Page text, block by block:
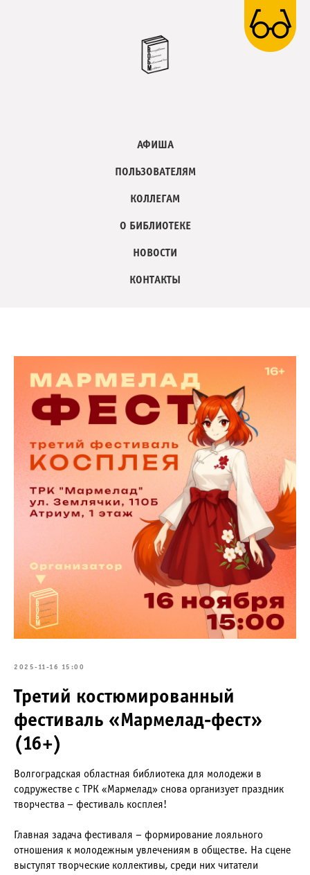
АФИША
ПОЛЬЗОВАТЕЛЯМ
КОЛЛЕГАМ
О БИБЛИОТЕКЕ
НОВОСТИ
КОНТАКТЫ
2025-11-16 15:00
Третий костюмированный
фестиваль «Мармелад-фест»
(16+)
Волгоградская областная библиотека для молодежи в
содружестве с ТРК «Мармелад» снова организует праздник
творчества – фестиваль косплея!
Главная задача фестиваля – формирование лояльного
отношения к молодежным увлечениям в обществе. На сцене
выступят творческие коллективы, среди них читатели